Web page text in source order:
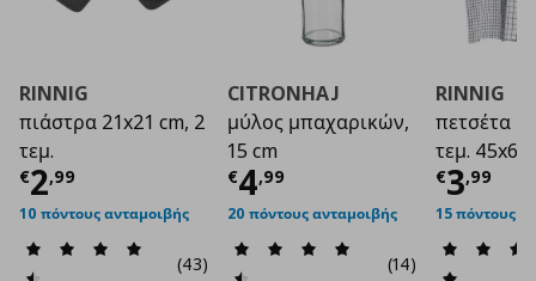
RINNIG
πιάστρα 21x21 cm, 2
τεμ.
€2,99
Τρέχουσα τιμή€ 2,99
10 πόντους ανταμοιβής
(43)
CITRONHAJ
μύλος μπαχαρικών,
15 cm
€4,99
Τρέχουσα τιμή€
20 πόντους ανταμοιβής
(14)
RINNIG
πετσέτα
τεμ. 45x60
€3,99
15 πόντους